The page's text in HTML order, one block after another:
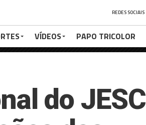
REDES SOCIAIS
VÍDEOS PAPO TRICOLOR
do JESC